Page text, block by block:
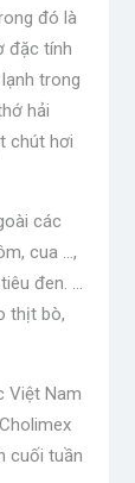
đó là
đặc tính
trong
hải
chút hơi
các
cua …,
đen. …
thịt bò,
Việt Nam
cuối tuần